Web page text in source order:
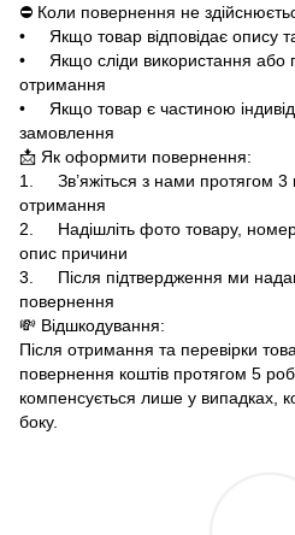
⛔ Коли повернення не
• Якщо товар відповідає опису
• Якщо сліди використання або
отримання
• Якщо товар є частиною
замовлення
📩 Як оформити повернення:
1. Зв’яжіться з нами протягом 3
отримання
2. Надішліть фото товару,
опис причини
3. Після підтвердження ми
повернення
💸 Відшкодування:
Після отримання та перевірки
повернення коштів протягом 5
компенсується лише у випадках,
боку.